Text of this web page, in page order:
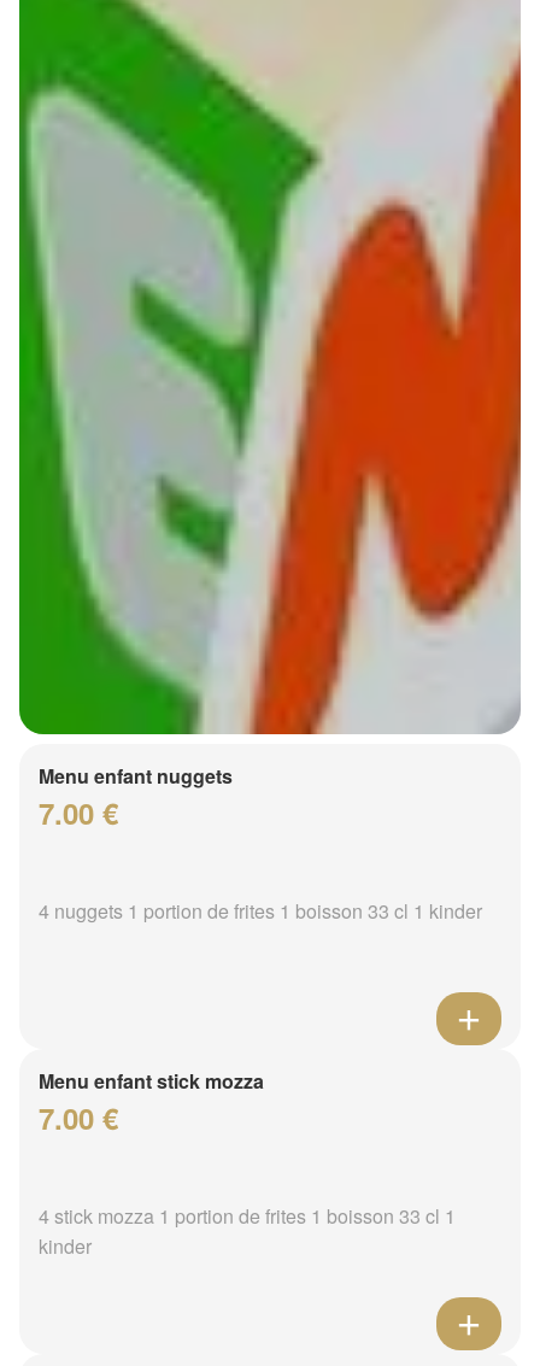
Menu enfant nuggets
7.00 €
4 nuggets 1 portion de frites 1 boisson 33 cl 1 kinder
Menu enfant stick mozza
7.00 €
4 stick mozza 1 portion de frites 1 boisson 33 cl 1
kinder